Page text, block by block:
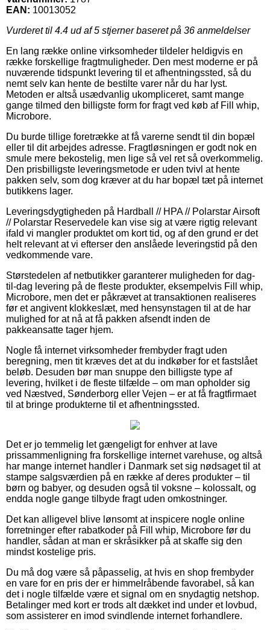
EAN: 10013052
Vurderet til 4.4 ud af 5 stjerner baseret på 36 anmeldelser
En lang række online virksomheder tildeler heldigvis en
række forskellige fragtmuligheder. Den mest moderne er på
nuværende tidspunkt levering til et afhentningssted, så du
nemt selv kan hente de bestilte varer når du har lyst.
Metoden er altså usædvanlig ukompliceret, samt mange
gange tilmed den billigste form for fragt ved køb af Fill whip,
Microbore.
Du burde tillige foretrække at få varerne sendt til din bopæl
eller til dit arbejdes adresse. Fragtløsningen er godt nok en
smule mere bekostelig, men lige så vel ret så overkommelig.
Den prisbilligste leveringsmetode er uden tvivl at hente
pakken selv, som dog kræver at du har bopæl tæt på internet
butikkens lager.
Leveringsdygtigheden på Hardball // HPA // Polarstar Airsoft
// Polarstar Reservedele kan vise sig at være rigtig relevant
ifald vi mangler produktet om kort tid, og af den grund er det
helt relevant at vi efterser den anslåede leveringstid på den
vedkommende vare.
Størstedelen af netbutikker garanterer muligheden for dag-
til-dag levering på de fleste produkter, eksempelvis Fill whip,
Microbore, men det er påkrævet at transaktionen realiseres
før et angivent klokkeslæt, med hensynstagen til at de har
mulighed for at nå at få pakken afsendt inden de
pakkeansatte tager hjem.
Nogle få internet virksomheder frembyder fragt uden
beregning, men tit kræves det at du indkøber for et fastslået
beløb. Desuden bør man snuppe den billigste type af
levering, hvilket i de fleste tilfælde – om man opholder sig
ved Næstved, Sønderborg eller Vejen – er at få fragtfirmaet
til at bringe produkterne til et afhentningssted.
Det er jo temmelig let gængeligt for enhver at lave
prissammenligning fra forskellige internet varehuse, og altså
har mange internet handler i Danmark set sig nødsaget til at
stampe salgsværdien på en række af deres produkter – til
børn og babyer, og desuden også til voksne – kolossalt, og
endda nogle gange tilbyde fragt uden omkostninger.
Det kan alligevel blive lønsomt at inspicere nogle online
forretninger efter rabatkoder på Fill whip, Microbore før du
handler, sådan at man er skråsikker på at skaffe sig den
mindst kostelige pris.
Du må dog være så påpasselig, at hvis en shop frembyder
en vare for en pris der er himmelråbende favorabel, så kan
det i nogle tilfælde være et signal om en snydagtig netshop.
Betalinger med kort er trods alt dækket ind under et lovbud,
som assisterer en imod svindlende internet forhandlere.